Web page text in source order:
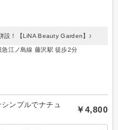
設！【LiNA Beauty Garden】♪
江ノ島線 藤沢駅 徒歩2分
ンプルでナチュ
￥4,800